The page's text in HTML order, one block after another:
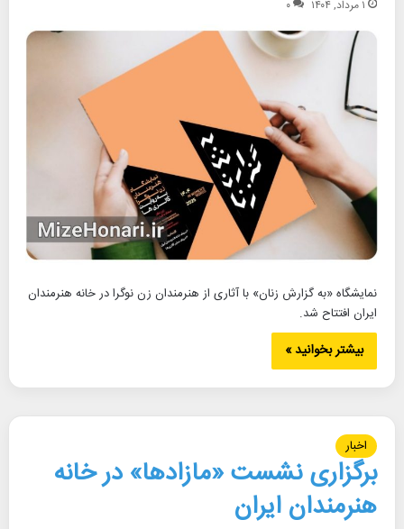
۱ مرداد, ۱۴۰۴ ۰
نمایشگاه «به گزارش زنان» با آثاری از هنرمندان زن نوگرا در خانه هنرمندان
ایران افتتاح شد.
بیشتر بخوانید »
اخبار
برگزاری نشست «مازادها» در خانه
هنرمندان ایران